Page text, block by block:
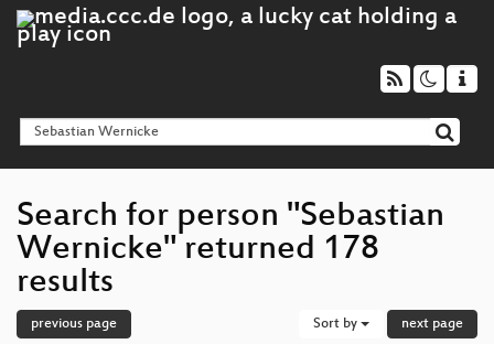
Search for person "Sebastian
Wernicke" returned 178
results
previous page Sort by next page